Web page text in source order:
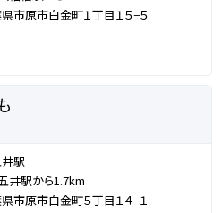
市原市白金町１丁目１５−５
駅
井駅から1.7km
市原市白金町５丁目１４−１